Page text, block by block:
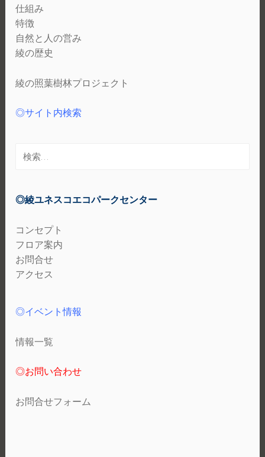
仕組み
特徴
自然と人の営み
綾の歴史
綾の照葉樹林プロジェクト
◎サイト内検索
索:
◎綾ユネスコエコパークセンター
コンセプト
フロア案内
お問合せ
アクセス
◎イベント情報
情報一覧
◎お問い合わせ
お問合せフォーム